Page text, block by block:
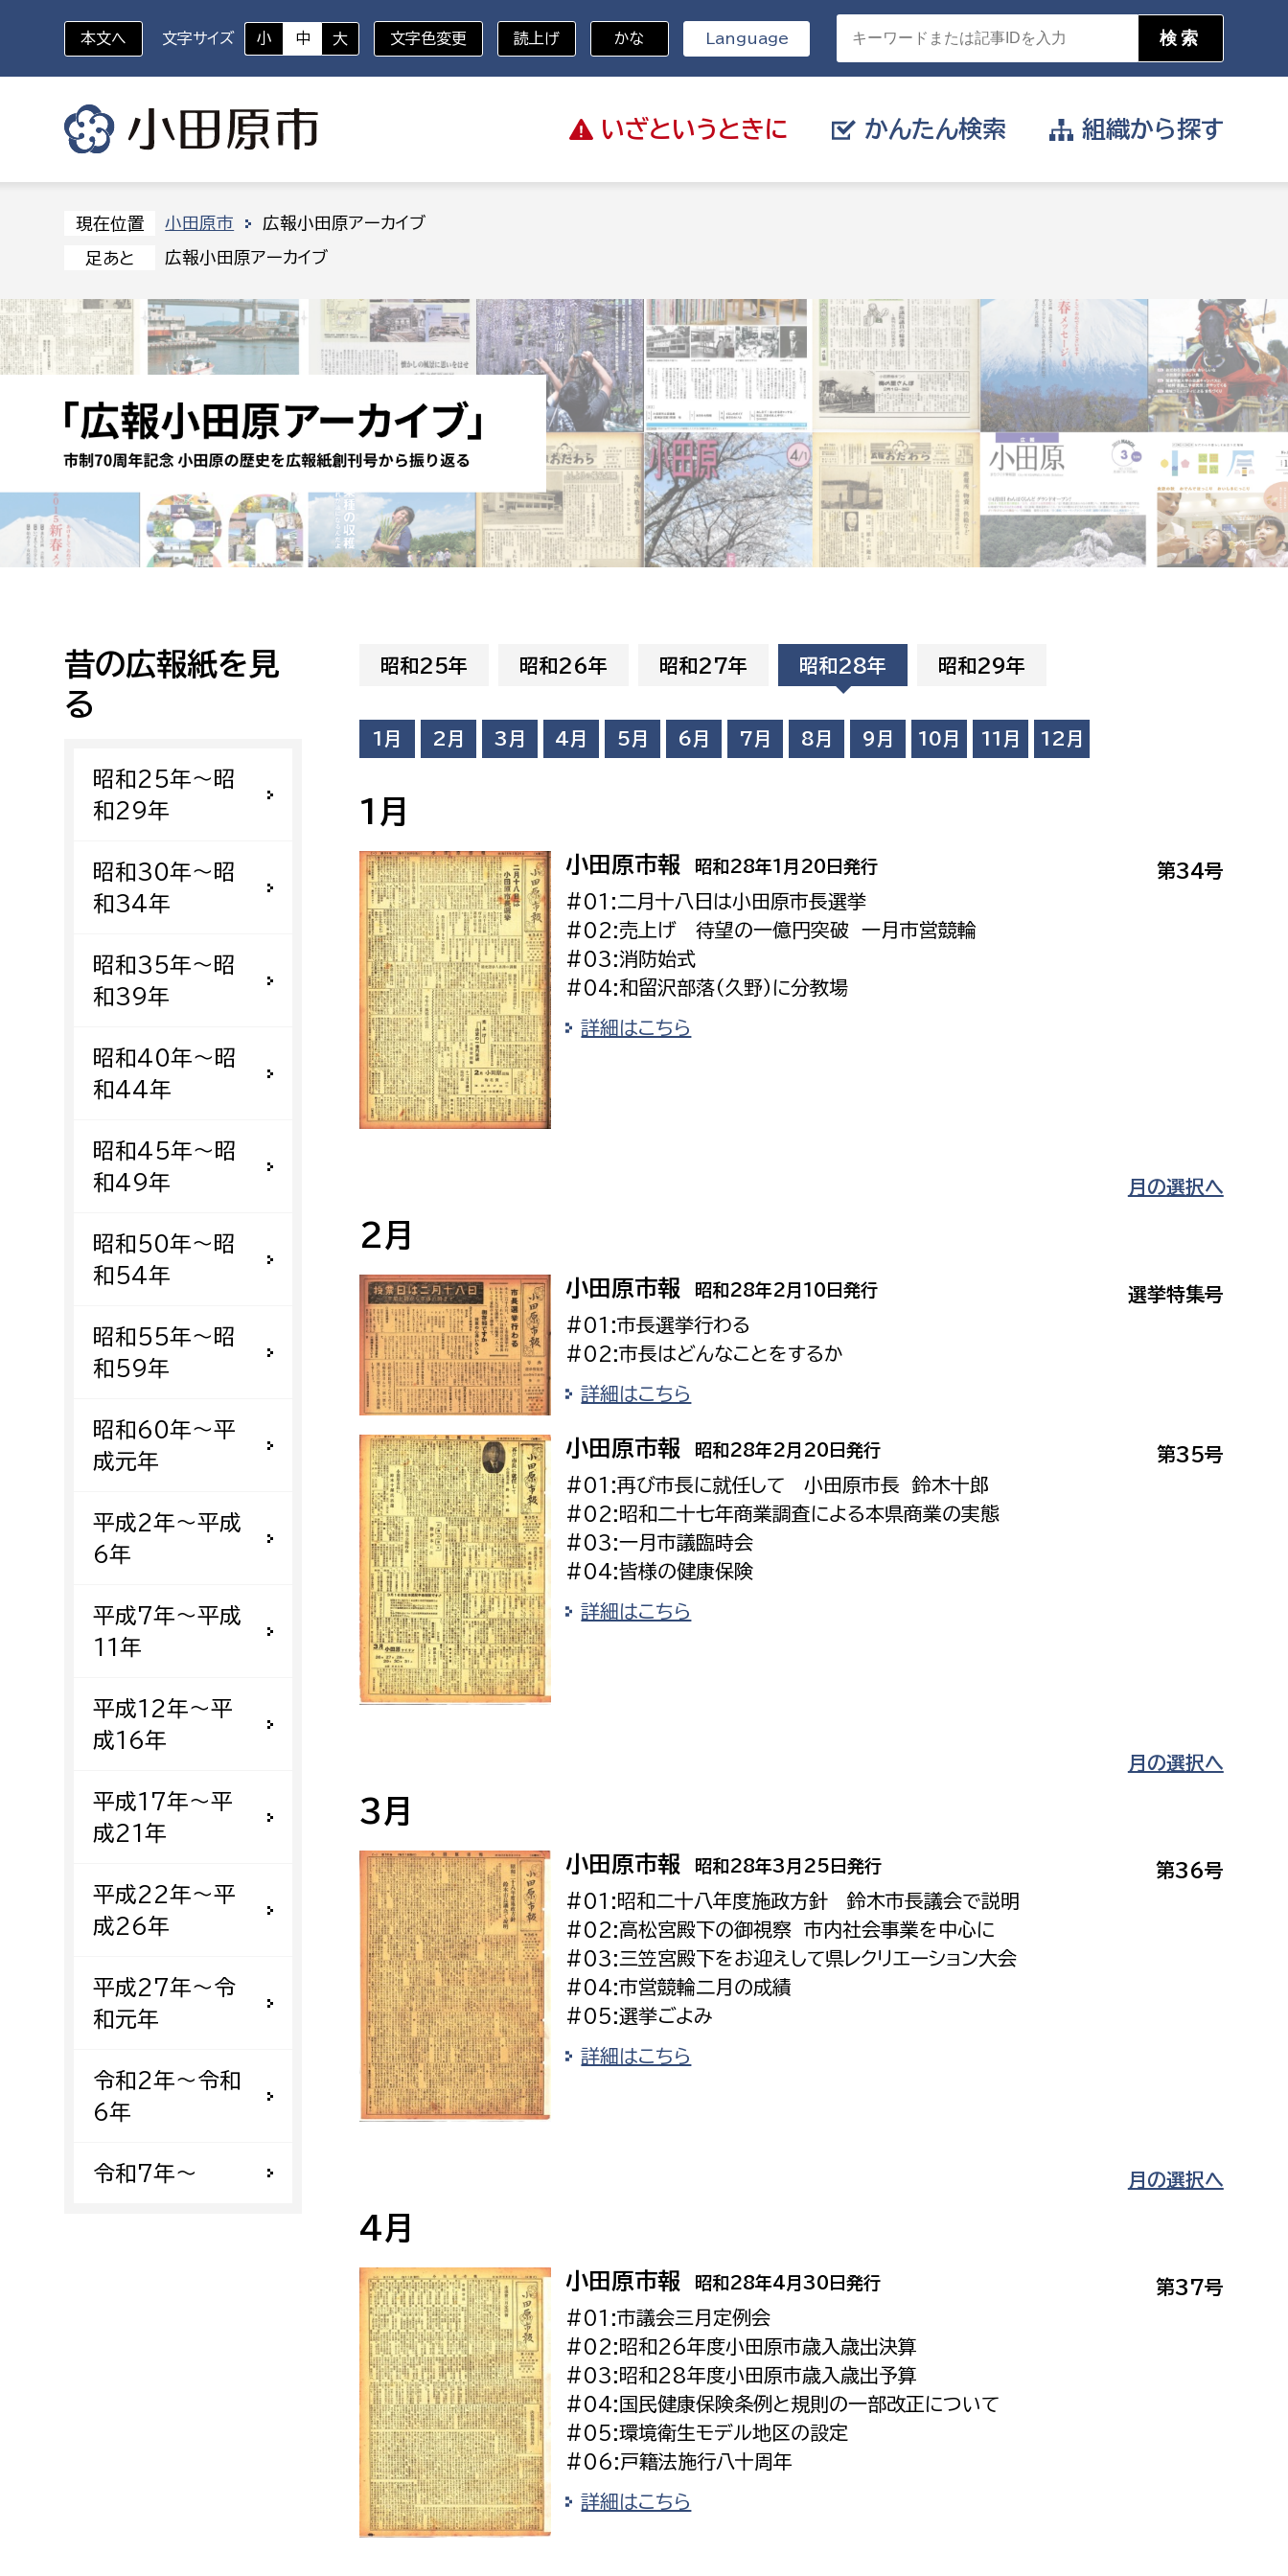
いざと いうときに
いざというときに
休日救急外来 防災・ハザードマップ 避難場所 消防
かんたん検索
対象者を選択
幼稚園児・保育園児
高校生・大学生など
障がい者
事業者
求職者
外国人
ペット
税
教育・子育て
防災・安全
福祉・健康
環境・エネルギー
都市基盤
文化・生涯学習
観光
消防
病院
市議会
届け出や申請をしたい
証明書がほしい
相談をしたい
支払いをしたい
働きたい
小田原のことを知りたい
イベント・講座などに参加したい
組織から探す
組織から探す
部に属さない室
秘書室
広報広聴室
企画政策課
財政課
デジタル推進課
総務課
職員課
財産管理課
契約検査課
市税総務課
市民税課
資産税課
事業課
市民部
地域安全課
人権・男女共同参画課
戸籍住民課
防災部 文化部
文化財課
スポーツ課
環境部
環境保護課
福祉健康部
福祉政策課
生活援護課
障がい福祉課
保険課
健康づくり課
子ども若者部
子ども政策課
子ども若者支援課
保育課
産業政策課
観光課
農政課
水産海浜課
建設部
建設政策課
国県事業推進課
道水路整備課
みどり公園課
会計管理者
上下水道局
経営総務課
水道整備課
下水道整備課
浄水管理課
教育部
教育総務課
保健給食課
教育指導課
農業委員会事務局
農業委員会事務局
議会局
議会総務課
本文へ 文字サイズ 小 中 大 文字色変更 読上げ かな Language
現在位置 小田原市 広報小田原アーカイブ
足あと 広報小田原アーカイブ
昔の広報紙を見
る
昭和25年〜昭
和29年
昭和30年〜昭
和34年
昭和35年〜昭
和39年
昭和40年〜昭
和44年
昭和45年〜昭
和49年
昭和50年〜昭
和54年
昭和55年〜昭
和59年
昭和60年〜平
成元年
平成2年〜平成
6年
平成7年〜平成
11年
平成12年〜平
成16年
平成17年〜平
成21年
平成22年〜平
成26年
平成27年〜令
和元年
令和2年〜令和
6年
令和7年〜
昭和25年 昭和26年 昭和27年 昭和28年 昭和29年
1月 2月 3月 4月 5月 6月 7月 8月 9月 10月 11月 12月
1月
第34号
小田原市報 昭和28年1月20日発行
#01:二月十八日は小田原市長選挙
#02:売上げ 待望の一億円突破 一月市営競輪
#03:消防始式
#04:和留沢部落（久野）に分教場
詳細はこちら
月の選択へ
2月
選挙特集号
小田原市報 昭和28年2月10日発行
#01:市長選挙行わる
#02:市長はどんなことをするか
詳細はこちら
第35号
小田原市報 昭和28年2月20日発行
#01:再び市長に就任して 小田原市長 鈴木十郎
#02:昭和二十七年商業調査による本県商業の実態
#03:一月市議臨時会
#04:皆様の健康保険
詳細はこちら
月の選択へ
3月
第36号
小田原市報 昭和28年3月25日発行
#01:昭和二十八年度施政方針 鈴木市長議会で説明
#02:高松宮殿下の御視察 市内社会事業を中心に
#03:三笠宮殿下をお迎えして県レクリエーション大会
#04:市営競輪二月の成績
#05:選挙ごよみ
詳細はこちら
月の選択へ
4月
第37号
小田原市報 昭和28年4月30日発行
#01:市議会三月定例会
#02:昭和26年度小田原市歳入歳出決算
#03:昭和28年度小田原市歳入歳出予算
#04:国民健康保険条例と規則の一部改正について
#05:環境衛生モデル地区の設定
#06:戸籍法施行八十周年
詳細はこちら